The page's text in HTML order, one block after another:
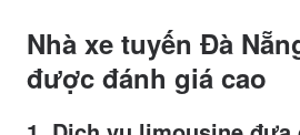
Nhà xe tuyến Đà
được đánh giá cao